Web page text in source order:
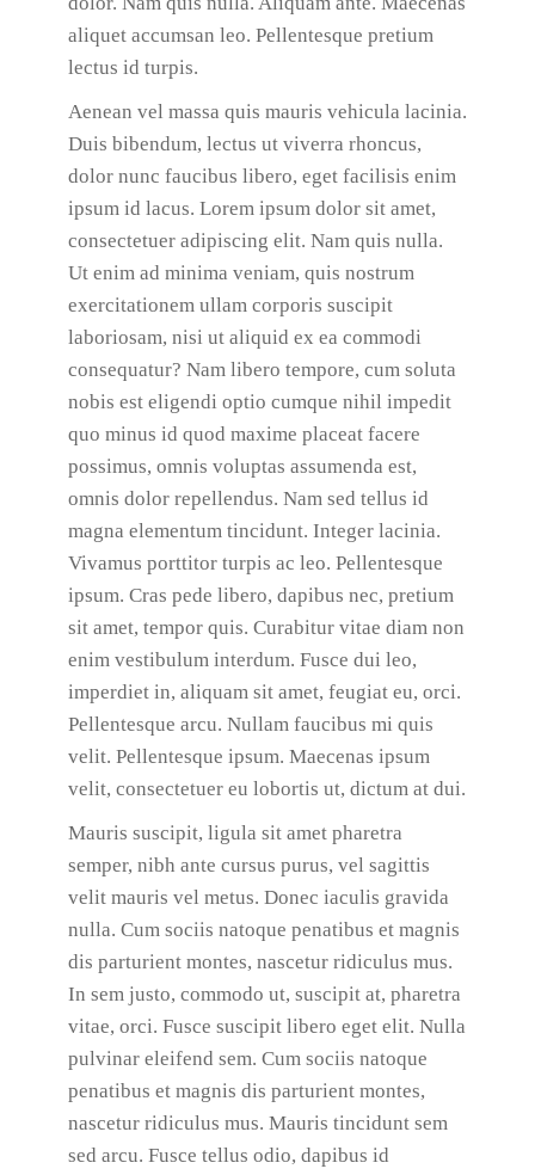
aliquet accumsan leo. Pellentesque pretium
lectus id turpis.
Aenean vel massa quis mauris vehicula lacinia.
Duis bibendum, lectus ut viverra rhoncus,
dolor nunc faucibus libero, eget facilisis enim
ipsum id lacus. Lorem ipsum dolor sit amet,
consectetuer adipiscing elit. Nam quis nulla.
Ut enim ad minima veniam, quis nostrum
exercitationem ullam corporis suscipit
laboriosam, nisi ut aliquid ex ea commodi
consequatur? Nam libero tempore, cum soluta
nobis est eligendi optio cumque nihil impedit
quo minus id quod maxime placeat facere
possimus, omnis voluptas assumenda est,
omnis dolor repellendus. Nam sed tellus id
magna elementum tincidunt. Integer lacinia.
Vivamus porttitor turpis ac leo. Pellentesque
ipsum. Cras pede libero, dapibus nec, pretium
sit amet, tempor quis. Curabitur vitae diam non
enim vestibulum interdum. Fusce dui leo,
imperdiet in, aliquam sit amet, feugiat eu, orci.
Pellentesque arcu. Nullam faucibus mi quis
velit. Pellentesque ipsum. Maecenas ipsum
velit, consectetuer eu lobortis ut, dictum at dui.
Mauris suscipit, ligula sit amet pharetra
semper, nibh ante cursus purus, vel sagittis
velit mauris vel metus. Donec iaculis gravida
nulla. Cum sociis natoque penatibus et magnis
dis parturient montes, nascetur ridiculus mus.
In sem justo, commodo ut, suscipit at, pharetra
vitae, orci. Fusce suscipit libero eget elit. Nulla
pulvinar eleifend sem. Cum sociis natoque
penatibus et magnis dis parturient montes,
nascetur ridiculus mus. Mauris tincidunt sem
sed arcu. Fusce tellus odio, dapibus id